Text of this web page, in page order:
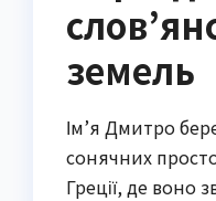
земель
Ім’я Дмитро
сонячних
Греції, де воно